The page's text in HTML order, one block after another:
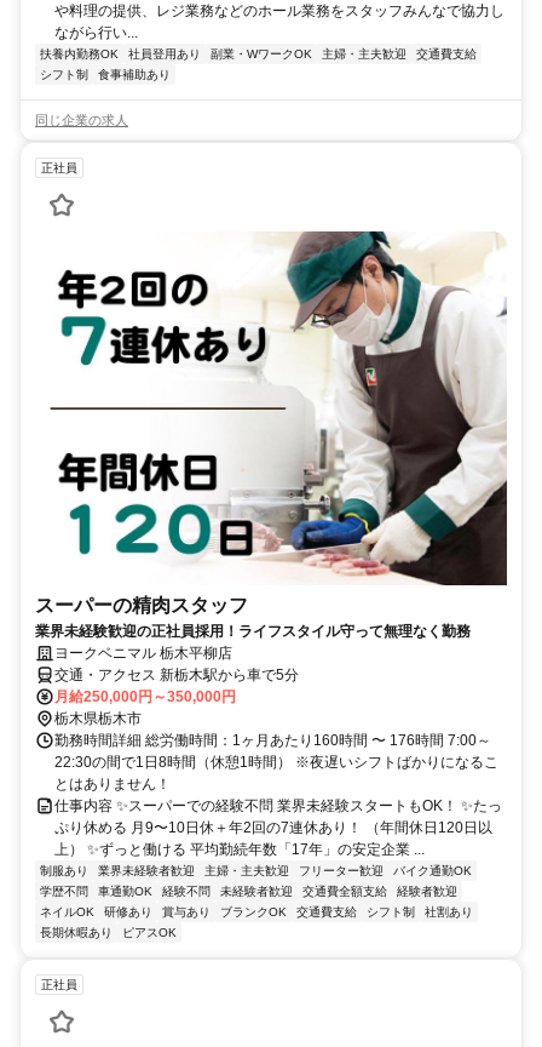
や料理の提供、レジ業務などのホール業務をスタッフみんなで協力し
ながら行い...
扶養内勤務OK 社員登用あり 副業・WワークOK 主婦・主夫歓迎
交通費支給
シフト制
食事補助あり
同じ企業の求人
正社員
スーパーの精肉スタッフ
業界未経験歓迎の正社員採用！ライフスタイル守って無理なく勤務
ヨークベニマル 栃木平柳店
交通・アクセス 新栃木駅から車で5分
月給250,000円～350,000円
栃木県栃木市
勤務時間詳細 総労働時間：1ヶ月あたり160時間 〜 176時間 7:00～
22:30の間で1日8時間（休憩1時間） ※夜遅いシフトばかりになるこ
とはありません！
仕事内容 ✨スーパーでの経験不問 業界未経験スタートもOK！ ✨たっ
ぷり休める 月9〜10日休＋年2回の7連休あり！ （年間休日120日以
上） ✨ずっと働ける 平均勤続年数「17年」の安定企業 ...
制服あり 業界未経験者歓迎 主婦・主夫歓迎 フリーター歓迎
バイク通勤OK
学歴不問
車通勤OK 経験不問 未経験者歓迎 交通費全額支給
経験者歓迎
ネイルOK
研修あり 賞与あり ブランクOK 交通費支給 シフト制
社割あり
長期休暇あり
ピアスOK
正社員